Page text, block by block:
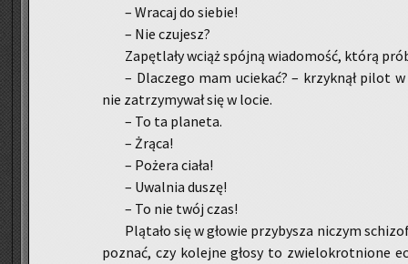
– Wra­caj do sie­bie!
– Nie czu­jesz?
Za­pę­tla­ły wciąż spój­ną wia­do­mość, którą
– Dla­cze­go mam ucie­kać? – krzyk­nął pilot
nie za­trzy­my­wał się w locie.
– To ta pla­ne­ta.
– Żrąca!
– Po­że­ra ciała!
– Uwal­nia duszę!
– To nie twój czas!
Plą­ta­ło się w gło­wie przy­by­sza ni­czym
po­znać, czy ko­lej­ne głosy to zwie­lo­krot­nio­ne